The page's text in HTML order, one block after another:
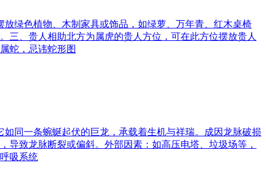
绿色植物、木制家具或饰品，如绿萝、万年青、红木桌椅
三、贵人相助北方为属虎的贵人方位，可在此方位摆放贵人
蛇，忌讳蛇形图
同一条蜿蜒起伏的巨龙，承载着生机与祥瑞。成因龙脉破损
致龙脉断裂或偏斜。外部因素：如高压电塔、垃圾场等，
吸系统